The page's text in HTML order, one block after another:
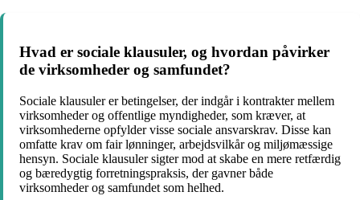
Hvad er sociale klausuler, og hvordan påvirker
de virksomheder og samfundet?
Sociale klausuler er betingelser, der indgår i kontrakter mellem
virksomheder og offentlige myndigheder, som kræver, at
virksomhederne opfylder visse sociale ansvarskrav. Disse kan
omfatte krav om fair lønninger, arbejdsvilkår og miljømæssige
hensyn. Sociale klausuler sigter mod at skabe en mere retfærdig
og bæredygtig forretningspraksis, der gavner både
virksomheder og samfundet som helhed.